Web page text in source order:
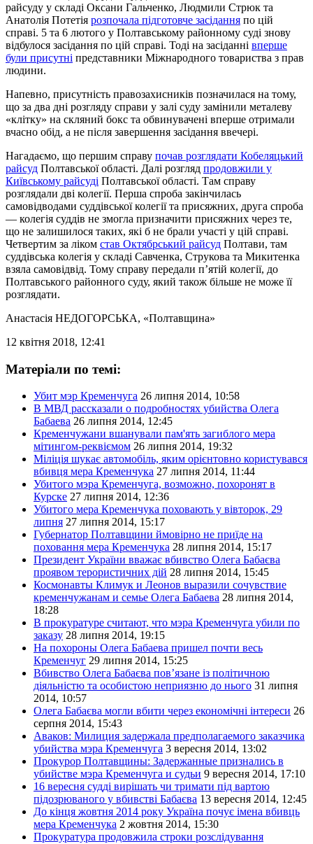
райсуду у складі Оксани Гальченко, Людмили Стрюк та
Анатолія Потетія розпочала підготовче засідання по цій
справі. 5 та 6 лютого у Полтавському районному суді знову
відбулося засідання по цій справі. Тоді на засіданні вперше
були присутні представники Міжнародного товариства з прав
людини.
Напевно, присутність правозахисників позначилася на тому,
що за два дні розгляду справи у залі суду замінили металеву
«клітку» на скляний бокс та обвинувачені вперше отримали
вчасно обід, а не після завершення засідання ввечері.
Нагадаємо, що першим справу почав розглядати Кобеляцький
райсуд Полтавської області. Далі розгляд продовжили у
Київському райсуді Полтавської області. Там справу
розглядали дві колегії. Перша спроба закінчилась
самовідводами суддівської колегії та присяжних, друга спроба
— колегія суддів не змогла призначити присяжних через те,
що не залишилося таких, які б не брали участі у цій справі.
Четвертим за ліком став Октябрський райсуд Полтави, там
суддівська колегія у складі Савченка, Струкова та Микитенка
взяла самовідвід. Тому справу передали п’ятій колегії, до
Полтавського районного суду, який також більше не може її
розглядати.
Анастасія НЕДОГОРСЬКА, «Полтавщина»
12 квітня 2018, 12:41
Матеріали по темі:
Убит мэр Кременчуга 26 липня 2014, 10:58
В МВД рассказали о подробностях убийства Олега
Бабаева 26 липня 2014, 12:45
Кременчужани вшанували пам'ять загиблого мера
мітингом-реквіємом 26 липня 2014, 19:32
Міліція шукає автомобіль, яким орієнтовно користувався
вбивця мера Кременчука 27 липня 2014, 11:44
Убитого мэра Кременчуга, возможно, похоронят в
Курске 27 липня 2014, 12:36
Убитого мера Кременчука поховають у вівторок, 29
липня 27 липня 2014, 15:17
Губернатор Полтавщини ймовірно не приїде на
поховання мера Кременчука 28 липня 2014, 15:17
Президент України вважає вбивство Олега Бабаєва
проявом терористичних дій 28 липня 2014, 15:45
Космонавты Климук и Леонов выразили сочувствие
кременчужанам и семье Олега Бабаева 28 липня 2014,
18:28
В прокуратуре считают, что мэра Кременчуга убили по
заказу 28 липня 2014, 19:15
На похороны Олега Бабаева пришел почти весь
Кременчуг 29 липня 2014, 15:25
Вбивство Олега Бабаєва пов’язане із політичною
діяльністю та особистою неприязню до нього 31 липня
2014, 10:57
Олега Бабаєва могли вбити через економічні інтереси 26
серпня 2014, 15:43
Аваков: Милиция задержала предполагаемого заказчика
убийства мэра Кременчуга 3 вересня 2014, 13:02
Прокурор Полтавщины: Задержанные признались в
убийстве мэра Кременчуга и судьи 9 вересня 2014, 17:10
16 вересня судді вирішать чи тримати під вартою
підозрюваного у вбивстві Бабаєва 13 вересня 2014, 12:45
До кінця жовтня 2014 року Україна почує імена вбивць
мера Кременчука 2 жовтня 2014, 15:30
Прокуратура продовжила строки розслідування